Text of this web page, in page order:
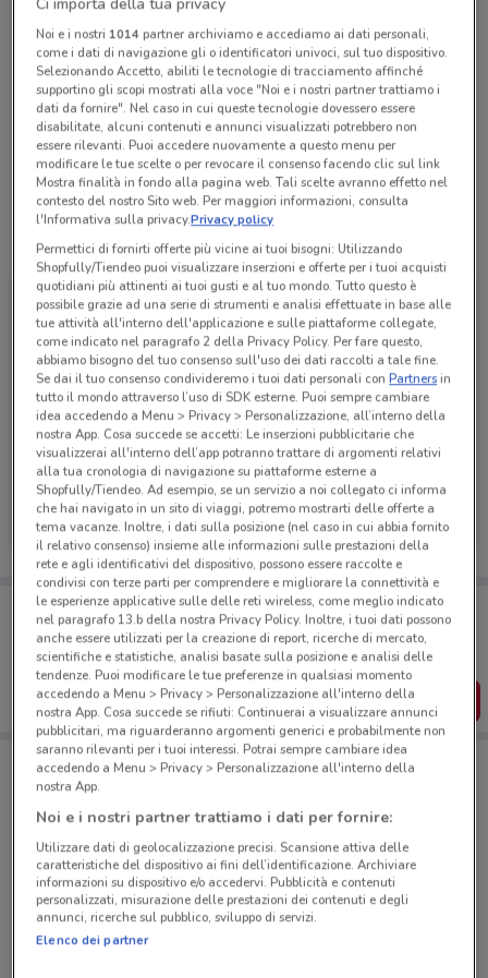
Chiuso
Lunedì 08:25 / 17:30
Martedì 08:25 / 17:30
Mercoledì 08:25 / 17:30
Giovedì 08:25 / 17:30
Venerdì 08:25 / 17:30
Sabato 08:25 / 12:35
Domenica Chiuso
06 44740820
Tutte le promozioni di questo negozio
Poste Italiane
Scade il 06/10 544 m
Porta DoveConviene sempre con te!
Puoi trovare le migliori offerte dei negozi vicino a te,
salvarle e creare la tua lista del risparmio, comodamente
dal tuo cellulare.
SCARICA L’APP
Negozi Poste Italiane a Roma
Noi e i nostri 1014partner archiviamo e accediamo ai dati personali,
come i dati di navigazione gli o identificatori univoci, sul tuo dispositivo.
Selezionando Accetto, abiliti le tecnologie di tracciamento affinché
supportino gli scopi mostrati alla voce "Noi e i nostri partner trattiamo i
dati da fornire". Nel caso in cui queste tecnologie dovessero essere
disabilitate, alcuni contenuti e annunci visualizzati potrebbero non
essere rilevanti. Puoi accedere nuovamente a questo menu per
modificare le tue scelte o per revocare il consenso facendo clic sul link
Mostra finalità in fondo alla pagina web. Tali scelte avranno effetto nel
contesto del nostro Sito web. Per maggiori informazioni, consulta
l'Informativa sulla privacy.Privacy policy
Permettici di fornirti offerte più vicine ai tuoi bisogni: Utilizzando
Shopfully/Tiendeo puoi visualizzare inserzioni e offerte per i tuoi acquisti
quotidiani più attinenti ai tuoi gusti e al tuo mondo. Tutto questo è
possibile grazie ad una serie di strumenti e analisi effettuate in base alle
tue attività all'interno dell'applicazione e sulle piattaforme collegate,
come indicato nel paragrafo 2 della Privacy Policy. Per fare questo,
abbiamo bisogno del tuo consenso sull'uso dei dati raccolti a tale fine.
Se dai il tuo consenso condivideremo i tuoi dati personali conPartnersin
tutto il mondo attraverso l’uso di SDK esterne. Puoi sempre cambiare
idea accedendo a Menu > Privacy > Personalizzazione, all’interno della
nostra App. Cosa succede se accetti: Le inserzioni pubblicitarie che
visualizzerai all'interno dell’app potranno trattare di argomenti relativi
alla tua cronologia di navigazione su piattaforme esterne a
Shopfully/Tiendeo. Ad esempio, se un servizio a noi collegato ci informa
che hai navigato in un sito di viaggi, potremo mostrarti delle offerte a
tema vacanze. Inoltre, i dati sulla posizione (nel caso in cui abbia fornito
il relativo consenso) insieme alle informazioni sulle prestazioni della
rete e agli identificativi del dispositivo, possono essere raccolte e
condivisi con terze parti per comprendere e migliorare la connettività e
le esperienze applicative sulle delle reti wireless, come meglio indicato
nel paragrafo 13.b della nostra Privacy Policy. Inoltre, i tuoi dati possono
anche essere utilizzati per la creazione di report, ricerche di mercato,
scientifiche e statistiche, analisi basate sulla posizione e analisi delle
tendenze. Puoi modificare le tue preferenze in qualsiasi momento
accedendo a Menu > Privacy > Personalizzazione all'interno della
nostra App. Cosa succede se rifiuti: Continuerai a visualizzare annunci
pubblicitari, ma riguarderanno argomenti generici e probabilmente non
saranno rilevanti per i tuoi interessi. Potrai sempre cambiare idea
accedendo a Menu > Privacy > Personalizzazione all'interno della
nostra App.
Noi e i nostri partner trattiamo i dati per fornire:
Utilizzare dati di geolocalizzazione precisi. Scansione attiva delle
caratteristiche del dispositivo ai fini dell’identificazione. Archiviare
informazioni su dispositivo e/o accedervi. Pubblicità e contenuti
personalizzati, misurazione delle prestazioni dei contenuti e degli
annunci, ricerche sul pubblico, sviluppo di servizi.
Elenco dei partner